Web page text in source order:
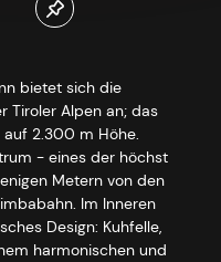
bietet sich die
Tiroler Alpen an; das
2.300 m Höhe.
- eines der höchst
Metern von den
Im Inneren
Design: Kuhfelle,
harmonischen und